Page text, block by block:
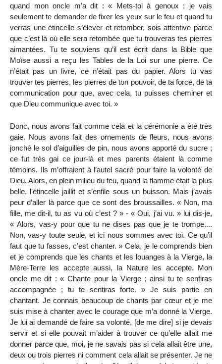
quand mon oncle m’a dit : « Mets-toi à genoux ; je vais
seulement te demander de fixer les yeux sur le feu et quand tu
verras une étincelle s’élever et retomber, sois attentive parce
que c’est là où elle sera retombée que tu trouveras tes pierres
aimantées. Tu te souviens qu’il est écrit dans la Bible que
Moïse aussi a reçu les Tables de la Loi sur une pierre. Ce
n’était pas un livre, ce n’était pas du papier. Alors tu vas
trouver tes pierres, les pierres de ton pouvoir, de ta force, de ta
communication pour que, avec cela, tu puisses cheminer et
que Dieu communique avec toi. »
Donc, nous avons fait comme cela et la cérémonie a été très
gaie. Nous avons fait des ornements de fleurs, nous avons
jonché le sol d’aiguilles de pin, nous avons apporté du sucre ;
ce fut très gai ce jour-là et mes parents étaient là comme
témoins. Ils m’offraient à l’autel sacré pour faire la volonté de
Dieu. Alors, en plein milieu du feu, quand la flamme était la plus
belle, l’étincelle jaillit et s’enfile sous un buisson. Mais j’avais
peur d’aller là parce que ce sont des broussailles. « Non, ma
fille, me dit-il, tu as vu où c’est ? » - « Oui, j’ai vu. » lui dis-je,
« Alors, vas-y pour que tu ne dises pas que je te trompe....
Non, vas-y toute seule, et ici nous sommes avec toi. Ce qu’il
faut que tu fasses, c’est chanter. » Cela, je le comprends bien
et je comprends que les chants et les louanges à la Vierge, la
Mère-Terre les accepte aussi, la Nature les accepte. Mon
oncle me dit : « Chante pour la Vierge ; ainsi tu te sentiras
accompagnée ; tu te sentiras forte. » Je suis partie en
chantant. Je connais beaucoup de chants par cœur et je me
suis mise à chanter avec le courage que m’a donné la Vierge.
Je lui ai demandé de faire sa volonté, [de me dire] si je devais
servir et si elle pouvait m’aider à trouver ce qu’elle allait me
donner parce que, moi, je ne savais pas si cela allait être une,
deux ou trois pierres ni comment cela allait se présenter. Je ne